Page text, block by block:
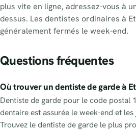
plus vite en ligne, adressez-vous à
dessus. Les dentistes ordinaires à
généralement fermés le week-end.
Questions fréquentes
Où trouver un dentiste de garde à
Dentiste de garde pour le code postal
dentaire est assurée le week-end et les
Trouvez le dentiste de garde le plus